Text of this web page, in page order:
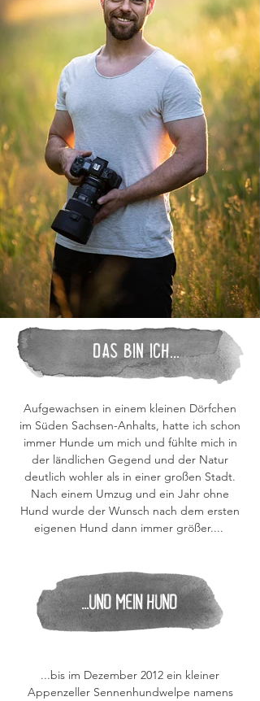
Das bin ich...
Aufgewachsen in einem kleinen Dörfchen
im Süden Sachsen-Anhalts, hatte ich schon
immer Hunde um mich und fühlte mich in
der ländlichen Gegend und der Natur
deutlich wohler als in einer großen Stadt.
Nach einem Umzug und ein Jahr ohne
Hund wurde der Wunsch nach dem ersten
eigenen Hund dann immer größer....
...und Mein Hund
...bis im Dezember 2012 ein kleiner
Appenzeller Sennenhundwelpe namens